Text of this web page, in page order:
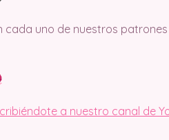
uno de nuestros
a nuestro canal de